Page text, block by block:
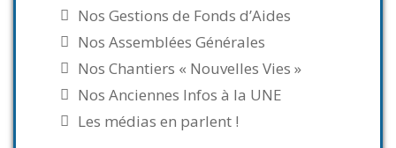
Nos Gestions de Fonds d’Aides
Nos Assemblées Générales
Nos Chantiers « Nouvelles Vies »
Nos Anciennes Infos à la UNE
Les médias en parlent !